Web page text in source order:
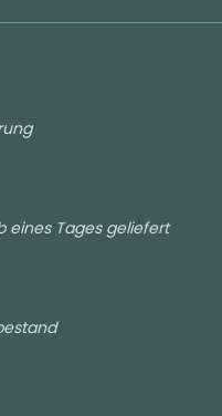
eines Tages geliefert